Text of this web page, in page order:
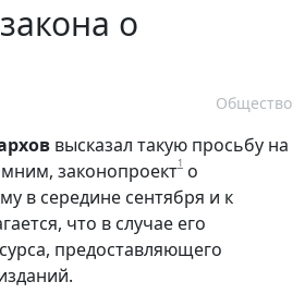
о
Общество
высказал такую просьбу на
законопроект1 о
в середине сентября и к
что в случае его
предоставляющего